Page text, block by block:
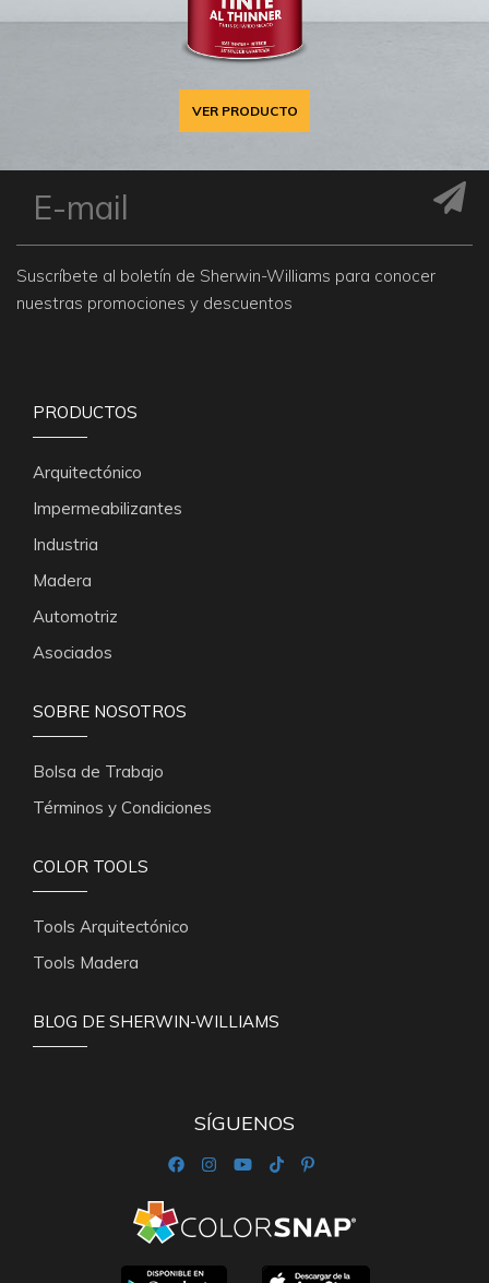
VER PRODUCTO
Suscríbete al boletín de Sherwin-Williams para conocer
nuestras promociones y descuentos
PRODUCTOS
Arquitectónico
Impermeabilizantes
Industria
Madera
Automotriz
Asociados
SOBRE NOSOTROS
Bolsa de Trabajo
Términos y Condiciones
COLOR TOOLS
Tools Arquitectónico
Tools Madera
BLOG DE SHERWIN-WILLIAMS
SÍGUENOS